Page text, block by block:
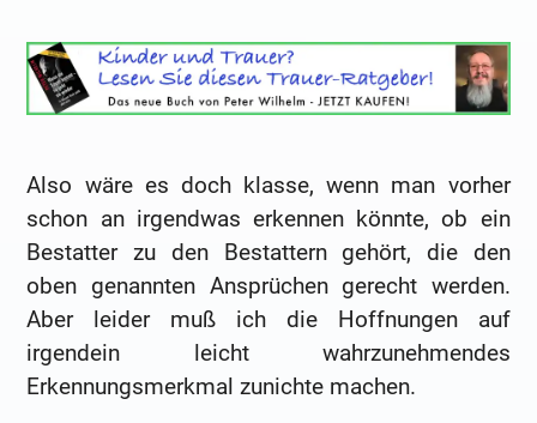
Also wäre es doch klasse, wenn man vorher
schon an irgendwas erkennen könnte, ob ein
Bestatter zu den Bestattern gehört, die den
oben genannten Ansprüchen gerecht werden.
Aber leider muß ich die Hoffnungen auf
irgendein leicht wahrzunehmendes
Erkennungsmerkmal zunichte machen.